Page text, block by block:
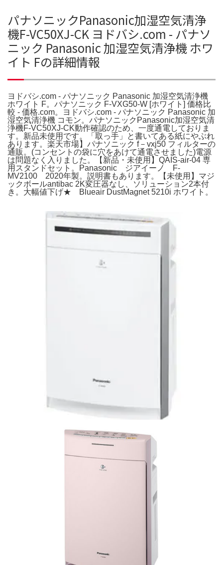
パナソニックPanasonic加湿空気清浄
機F-VC50XJ-CK ヨドバシ.com - パナソ
ニック Panasonic 加湿空気清浄機 ホワ
イト Fの詳細情報
ヨドバシ.com - パナソニック Panasonic 加湿空気清浄機
ホワイト F。パナソニック F-VXG50-W [ホワイト] 価格比
較 - 価格.com。ヨドバシ.com - パナソニック Panasonic 加
湿空気清浄機 コモン。パナソニックPanasonic加湿空気清
浄機F-VC50XJ-CK動作確認のため、一度通電しておりま
す。新品未使用です。「取っ手」と書いてある紙にやぶれ
あります。楽天市場】パナソニック f－vxj50 フィルターの
通販。(コンセントの袋に穴をあけて通電させました)電源
は問題なく入りました。【新品・未使用】QAIS-air-04 専
用スタンドセット。Panasonic ジアイーノ F-
MV2100 2020年製。説明書もあります。【未使用】マジ
ックボールantibac 2K変圧器なし、ソリューション2本付
き。大幅値下げ★ Blueair DustMagnet 5210i ホワイト。